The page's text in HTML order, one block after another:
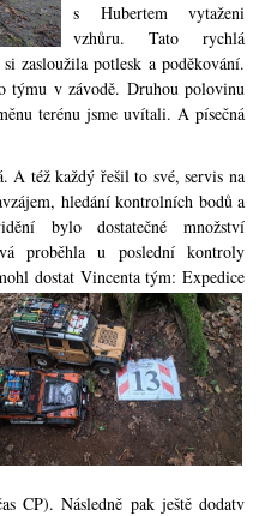
s Hubertem vytaženi
vzhůru. Tato rychlá
zasloužila potlesk a poděkování.
týmu v závodě. Druhou polovinu
terénu jsme uvítali. A písečná
A též každý řešil to své, servis na
hledání kontrolních bodů a
bylo dostatečné množství
proběhla u poslední kontroly
dostat Vincenta tým: Expedice
CP). Následně pak ještě dodatv